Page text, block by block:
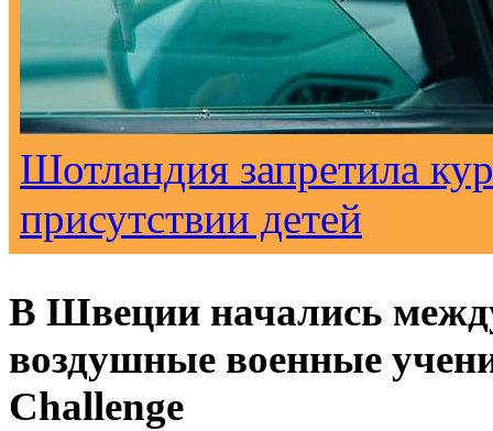
Шотландия запретила
присутствии детей
В Швеции начались
воздушные военные
Challenge